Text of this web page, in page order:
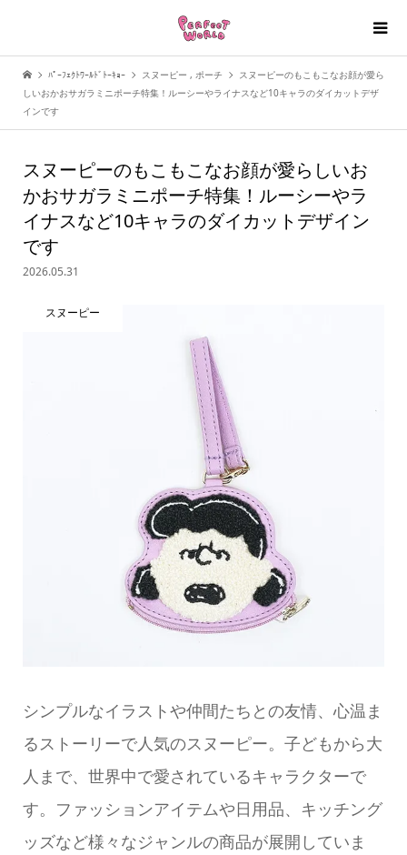
ﾊﾟｰﾌｪｸﾄﾜｰﾙﾄﾞﾄｰｷｮｰ スヌーピー , ポーチ
スヌーピーのもこもこなお顔が愛ら
しいおかおサガラミニポーチ特集！ルーシーやライナスなど10キャラのダイカットデザ
インです
スヌーピーのもこもこなお顔が愛らしいお
かおサガラミニポーチ特集！ルーシーやラ
イナスなど10キャラのダイカットデザイン
です
2026.05.31
スヌーピー
シンプルなイラストや仲間たちとの友情、心温ま
るストーリーで人気のスヌーピー。子どもから大
人まで、世界中で愛されているキャラクターで
す。ファッションアイテムや日用品、キッチング
ッズなど様々なジャンルの商品が展開していま